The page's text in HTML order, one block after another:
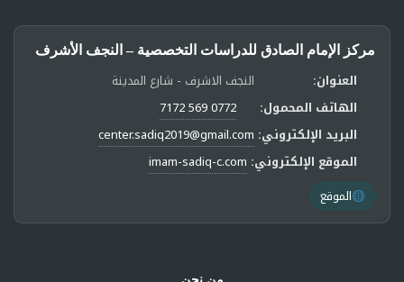
مركز الإمام الصادق للدراسات التخصصية – النجف الأشرف
العنوان:
النجف الاشرف - شارع المدينة
الهاتف المحمول:
0772 569 7172
البريد الإلكتروني: center.sadiq2019@gmail.com
الموقع الإلكتروني: imam-sadiq-c.com
الموقع